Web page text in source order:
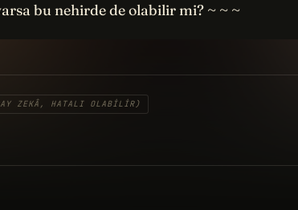
bu nehirde de olabilir mi? ~ ~ ~
ZEKÂ, HATALI OLABILIR)